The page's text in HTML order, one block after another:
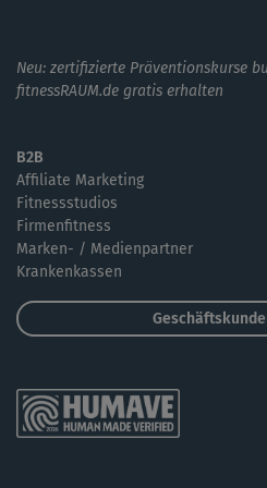
Neu: zertifizierte Präventionskurse
fitnessRAUM.de gratis erhalten
B2B
Affiliate Marketing
Fitnessstudios
Firmenfitness
Marken- / Medienpartner
Krankenkassen